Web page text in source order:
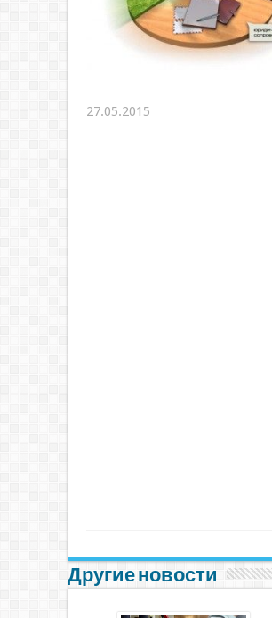
27.05.2015
Другие новости